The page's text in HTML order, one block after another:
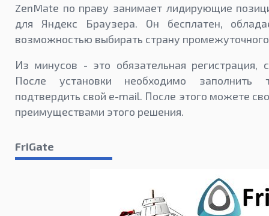
ZenMate по праву занимает лидирующие
для Яндекс Браузера. Он бесплатен,
возможностью выбирать страну
Из минусов - это обязательная регистрация,
После установки необходимо
подтвердить свой e-mail. После этого можете
преимуществами этого решения.
FriGate